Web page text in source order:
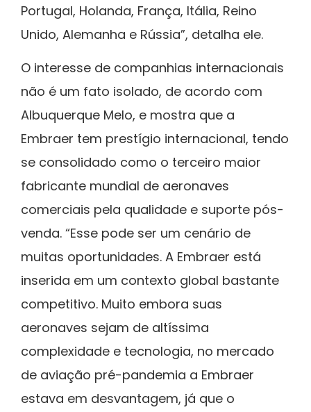
Portugal, Holanda, França, Itália, Reino
Unido, Alemanha e Rússia”, detalha ele.
O interesse de companhias internacionais
não é um fato isolado, de acordo com
Albuquerque Melo, e mostra que a
Embraer tem prestígio internacional, tendo
se consolidado como o terceiro maior
fabricante mundial de aeronaves
comerciais pela qualidade e suporte pós-
venda. “Esse pode ser um cenário de
muitas oportunidades. A Embraer está
inserida em um contexto global bastante
competitivo. Muito embora suas
aeronaves sejam de altíssima
complexidade e tecnologia, no mercado
de aviação pré-pandemia a Embraer
estava em desvantagem, já que o